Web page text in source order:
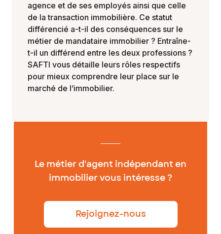
agence et de ses employés ainsi que celle
de la transaction immobilière. Ce statut
différencié a-t-il des conséquences sur le
métier de mandataire immobilier ? Entraîne-
t-il un différend entre les deux professions ?
SAFTI vous détaille leurs rôles respectifs
pour mieux comprendre leur place sur le
marché de l’immobilier.
Le métier d'agent indépendant en
immobilier vous intéresse ?
Rejoignez-nous